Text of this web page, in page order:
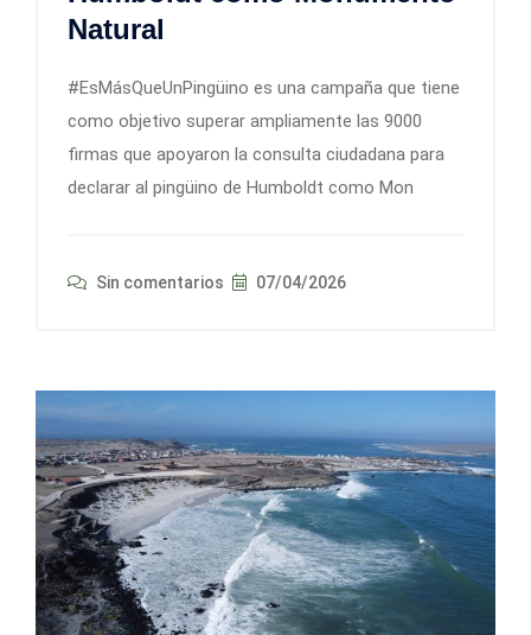
Natural
#EsMásQueUnPingüino es una campaña que tiene
como objetivo superar ampliamente las 9000
firmas que apoyaron la consulta ciudadana para
declarar al pingüino de Humboldt como Mon
Sin comentarios 07/04/2026